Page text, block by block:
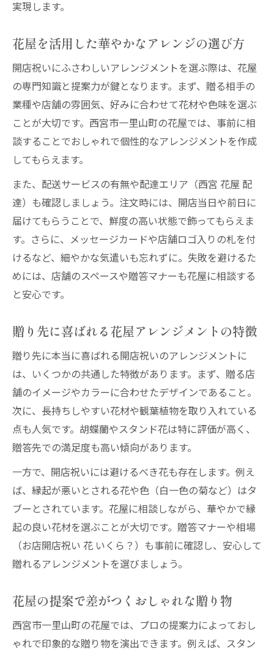
実現します。
花屋を活用した華やかなアレンジの選び方
開店祝いにふさわしいアレンジメントを選ぶ際は、花屋
の専門知識と提案力が鍵となります。まず、贈る相手の
業種や店舗の雰囲気、好みに合わせて花材や色味を選ぶ
ことが大切です。西宮市一里山町の花屋では、事前に相
談することでおしゃれで個性的なアレンジメントを作成
してもらえます。
また、配送サービスの有無や配達エリア（西宮 花屋 配
達）も確認しましょう。注文時には、開店当日や前日に
届けてもらうことで、鮮度の高い状態で飾ってもらえま
す。さらに、メッセージカードや店舗ロゴ入りの札を付
けるなど、細やかな気遣いも忘れずに。失敗を避けるた
めには、店舗のスペースや贈答マナーも花屋に相談する
と安心です。
贈り先に喜ばれる花屋アレンジメントの特徴
贈り先に本当に喜ばれる開店祝いのアレンジメントに
は、いくつかの共通した特徴があります。まず、贈る店
舗のイメージやカラーに合わせたデザインであること。
次に、長持ちしやすい花材や観葉植物を取り入れている
点も人気です。胡蝶蘭やスタンド花は特に評価が高く、
贈答先での満足度も高い傾向があります。
一方で、開店祝いには避けるべき花も存在します。例え
ば、縁起が悪いとされる花や色（白一色の菊など）はタ
ブーとされています。花屋に相談しながら、華やかで縁
起の良い花材を選ぶことが大切です。贈答マナーや相場
（お店開店祝い 花 いくら？）も事前に確認し、安心して
贈れるアレンジメントを選びましょう。
花屋の提案で差がつくおしゃれな贈り物
西宮市一里山町の花屋では、プロの提案力によっておし
ゃれで印象的な贈り物を演出できます。例えば、スタン